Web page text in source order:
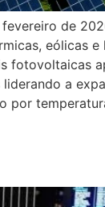
de
eólicas
fotovoltaicas
a